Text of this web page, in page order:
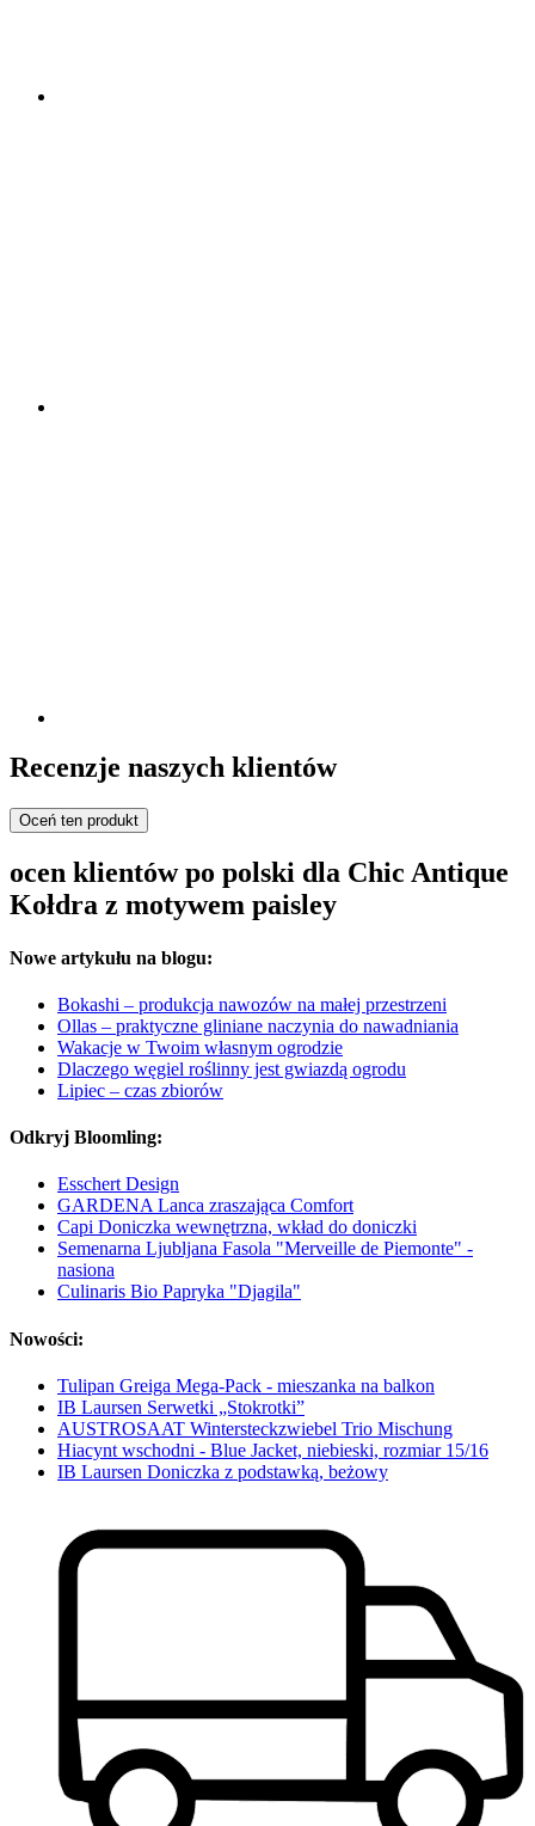
Recenzje naszych klientów
Oceń ten produkt
ocen klientów po polski dla Chic Antique
Kołdra z motywem paisley
Nowe artykułu na blogu:
Bokashi – produkcja nawozów na małej przestrzeni
Ollas – praktyczne gliniane naczynia do nawadniania
Wakacje w Twoim własnym ogrodzie
Dlaczego węgiel roślinny jest gwiazdą ogrodu
Lipiec – czas zbiorów
Odkryj Bloomling:
Esschert Design
GARDENA Lanca zraszająca Comfort
Capi Doniczka wewnętrzna, wkład do doniczki
Semenarna Ljubljana Fasola "Merveille de Piemonte" -
nasiona
Culinaris Bio Papryka "Djagila"
Nowości:
Tulipan Greiga Mega-Pack - mieszanka na balkon
IB Laursen Serwetki „Stokrotki”
AUSTROSAAT Wintersteckzwiebel Trio Mischung
Hiacynt wschodni - Blue Jacket, niebieski, rozmiar 15/16
IB Laursen Doniczka z podstawką, beżowy